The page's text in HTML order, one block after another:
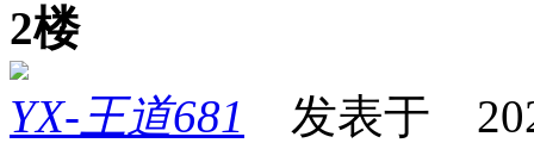
2楼
YX-王道681
发表于